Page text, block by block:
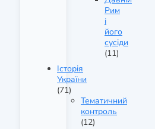
Рим
і
його
сусіди
(11)
Історія
України
(71)
Тематичний
контроль
(12)